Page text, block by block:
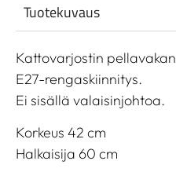
Tuotekuvaus
Kattovarjostin
E27-rengaskiinnitys.
Ei sisällä valaisinjohtoa.
Korkeus 42 cm
Halkaisija 60 cm